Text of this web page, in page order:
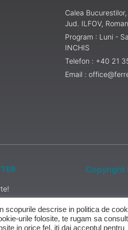
Calea
Jud. ILFOV,
Program : Luni -
INCHIS
Telefon : +40 21
Email :
ABONARE
Copyright
scopurile descrise in politica de
urile folosite, te rugam sa
in orice fel, iti dai acceptul pentru